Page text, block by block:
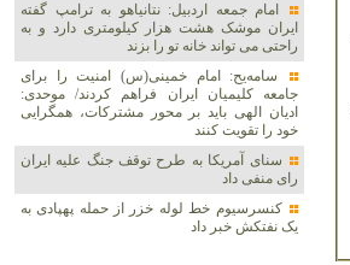
امام جمعه اردبیل: نتانیاهو به ترامپ گفته
ایران موشک هشت هزار کیلومتری دارد و به
راحتی می تواند خانه تو را بزند
سامه‌یح: امام خمینی(س) امنیت را برای
جامعه کلیمیان ایران فراهم کردند/ موحدی:
ادیان الهی باید بر محور مشترکات، همگرایی
خود را تقویت کنند
سنای آمریکا به طرح توقف جنگ علیه ایران
رای منفی داد
کنسرسیوم خط لوله خزر از حمله پهپادی به
یک نفتکش خبر داد